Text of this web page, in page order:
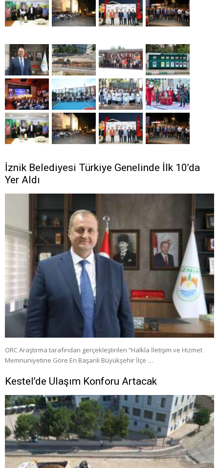
İznik Belediyesi Türkiye Genelinde İlk 10’da
Yer Aldı
ORC Araştırma tarafından gerçekleştirilen “Halkla İletişim ve Hizmet
Memnuniyetine Göre En Başarılı Büyükşehir İlçe …
Kestel’de Ulaşım Konforu Artacak